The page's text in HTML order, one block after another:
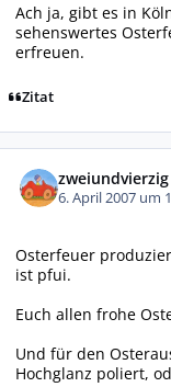
Ach ja, gibt es in
sehenswertes
erfreuen.
Zitat
zweiundvierzig
6. April 2007 um
Osterfeuer
ist pfui.
Euch allen frohe
Und für den
Hochglanz poliert,